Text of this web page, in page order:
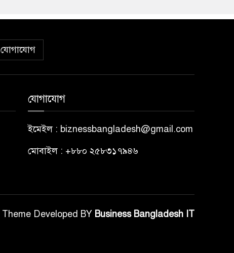
যোগাযোগ
যোগাযোগ
ইমেইল : biznessbangladesh@gmail.com
মোবাইল : +৮৮০ ২৫৮৩১৭৯৪৬
Theme Developed BY Business Bangladesh IT